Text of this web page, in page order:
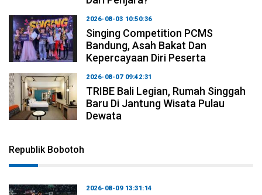
2026-08-03 10:50:36
Singing Competition PCMS
Bandung, Asah Bakat Dan
Kepercayaan Diri Peserta
2026-08-07 09:42:31
TRIBE Bali Legian, Rumah Singgah
Baru Di Jantung Wisata Pulau
Dewata
Republik Bobotoh
2026-08-09 13:31:14